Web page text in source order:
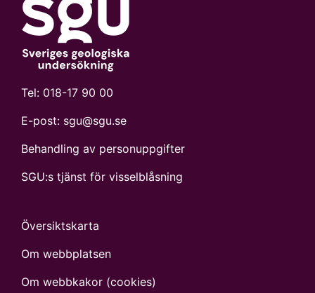
Tel: 018-17 90 00
E-post: sgu@sgu.se
Behandling av personuppgifter
SGU:s tjänst för visselblåsning
Översiktskarta
Om webbplatsen
Om webbkakor (cookies)